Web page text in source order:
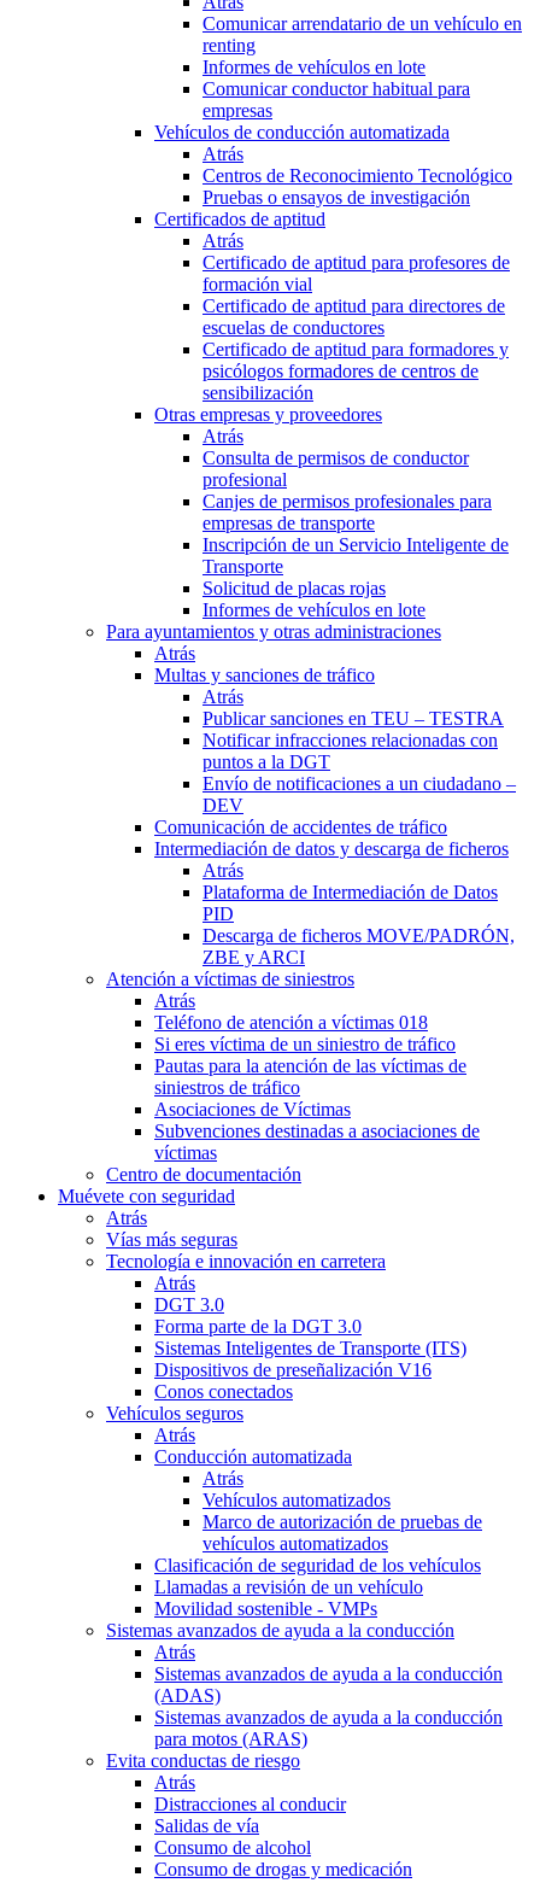
Comunicar arrendatario de un vehículo en
renting
Informes de vehículos en lote
Comunicar conductor habitual para
empresas
Vehículos de conducción automatizada
Atrás
Centros de Reconocimiento Tecnológico
Pruebas o ensayos de investigación
Certificados de aptitud
Atrás
Certificado de aptitud para profesores de
formación vial
Certificado de aptitud para directores de
escuelas de conductores
Certificado de aptitud para formadores y
psicólogos formadores de centros de
sensibilización
Otras empresas y proveedores
Atrás
Consulta de permisos de conductor
profesional
Canjes de permisos profesionales para
empresas de transporte
Inscripción de un Servicio Inteligente de
Transporte
Solicitud de placas rojas
Informes de vehículos en lote
Para ayuntamientos y otras administraciones
Atrás
Multas y sanciones de tráfico
Atrás
Publicar sanciones en TEU – TESTRA
Notificar infracciones relacionadas con
puntos a la DGT
Envío de notificaciones a un ciudadano –
DEV
Comunicación de accidentes de tráfico
Intermediación de datos y descarga de ficheros
Atrás
Plataforma de Intermediación de Datos
PID
Descarga de ficheros MOVE/PADRÓN,
ZBE y ARCI
Atención a víctimas de siniestros
Atrás
Teléfono de atención a víctimas 018
Si eres víctima de un siniestro de tráfico
Pautas para la atención de las víctimas de
siniestros de tráfico
Asociaciones de Víctimas
Subvenciones destinadas a asociaciones de
víctimas
Centro de documentación
Muévete con seguridad
Atrás
Vías más seguras
Tecnología e innovación en carretera
Atrás
DGT 3.0
Forma parte de la DGT 3.0
Sistemas Inteligentes de Transporte (ITS)
Dispositivos de preseñalización V16
Conos conectados
Vehículos seguros
Atrás
Conducción automatizada
Atrás
Vehículos automatizados
Marco de autorización de pruebas de
vehículos automatizados
Clasificación de seguridad de los vehículos
Llamadas a revisión de un vehículo
Movilidad sostenible - VMPs
Sistemas avanzados de ayuda a la conducción
Atrás
Sistemas avanzados de ayuda a la conducción
(ADAS)
Sistemas avanzados de ayuda a la conducción
para motos (ARAS)
Evita conductas de riesgo
Atrás
Distracciones al conducir
Salidas de vía
Consumo de alcohol
Consumo de drogas y medicación